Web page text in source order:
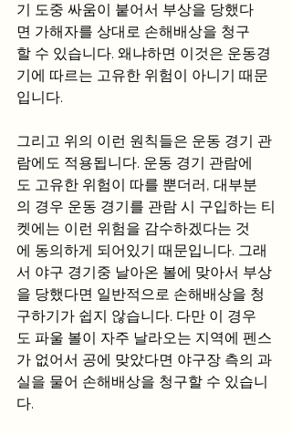
기 도중 싸움이 붙어서 부상을 당했다
면 가해자를 상대로 손해배상을 청구
할 수 있습니다. 왜냐하면 이것은 운동경
기에 따르는 고유한 위험이 아니기 때문
입니다.
그리고 위의 이런 원칙들은 운동 경기 관
람에도 적용됩니다. 운동 경기 관람에
도 고유한 위험이 따를 뿐더러, 대부분
의 경우 운동 경기를 관람 시 구입하는 티
켓에는 이런 위험을 감수하겠다는 것
에 동의하게 되어있기 때문입니다. 그래
서 야구 경기중 날아온 볼에 맞아서 부상
을 당했다면 일반적으로 손해배상을 청
구하기가 쉽지 않습니다. 다만 이 경우
도 파울 볼이 자주 날라오는 지역에 펜스
가 없어서 공에 맞았다면 야구장 측의 과
실을 물어 손해배상을 청구할 수 있습니
다.